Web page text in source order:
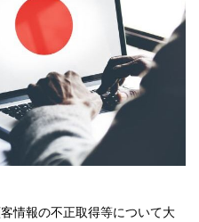
情報の不正取得等について大